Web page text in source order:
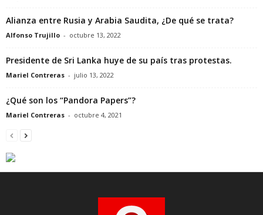
Alianza entre Rusia y Arabia Saudita, ¿De qué se trata?
Alfonso Trujillo - octubre 13, 2022
Presidente de Sri Lanka huye de su país tras protestas.
Mariel Contreras - julio 13, 2022
¿Qué son los “Pandora Papers”?
Mariel Contreras - octubre 4, 2021